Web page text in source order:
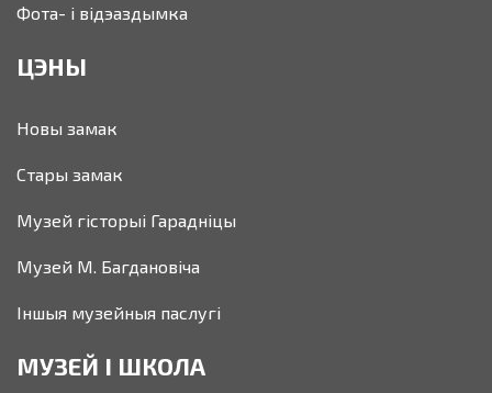
Фота- і відэаздымка
ЦЭНЫ
Новы замак
Стары замак
Музей гісторыі Гарадніцы
Музей М. Багдановіча
Іншыя музейныя паслугі
МУЗЕЙ І ШКОЛА